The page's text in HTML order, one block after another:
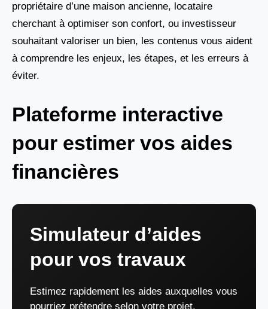
propriétaire d’une maison ancienne, locataire
cherchant à optimiser son confort, ou investisseur
souhaitant valoriser un bien, les contenus vous aident
à comprendre les enjeux, les étapes, et les erreurs à
éviter.
Plateforme interactive
pour estimer vos aides
financières
Simulateur d’aides
pour vos travaux
Estimez rapidement les aides auxquelles vous
pourriez prétendre selon votre projet.